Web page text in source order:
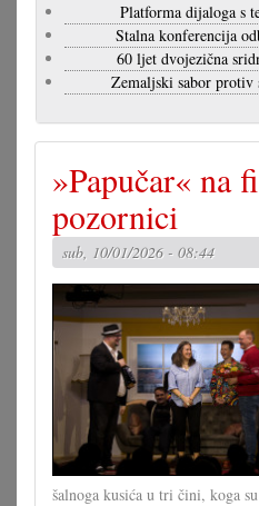
Platforma dijaloga s
Stalna konferencija
60 ljet dvojezična
Zemaljski sabor protiv
»Papučar« na
pozornici
sub, 10/01/2026 - 08:44
šalnoga kusića u tri čini, koga